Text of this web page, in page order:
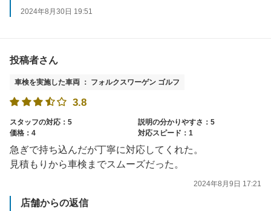
2024年8月30日 19:51
投稿者さん
車検を実施した車両 ： フォルクスワーゲン ゴルフ
3.8
スタッフの対応：5
説明の分かりやすさ：5
価格：4
対応スピード：1
急ぎで持ち込んだが丁寧に対応してくれた。
見積もりから車検までスムーズだった。
2024年8月9日 17:21
店舗からの返信